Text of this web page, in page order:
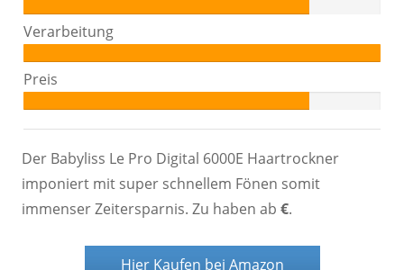
Verarbeitung
Preis
Der Babyliss Le Pro Digital 6000E Haartrockner
imponiert mit super schnellem Fönen somit
immenser Zeitersparnis. Zu haben ab €.
Hier Kaufen bei Amazon